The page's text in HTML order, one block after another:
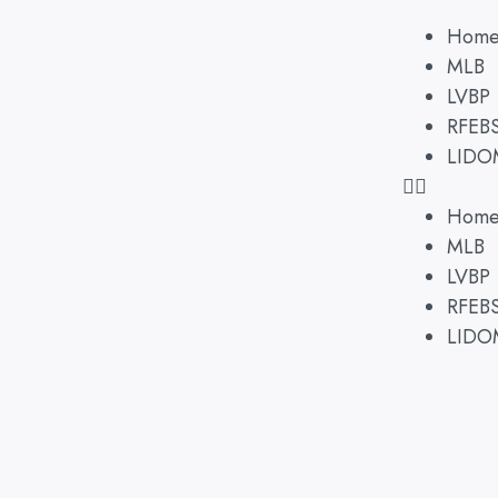
Home
MLB
LVBP
Home
MLB
LVBP